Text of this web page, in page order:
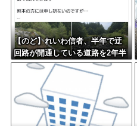
【のど】れいわ信者、半年で迂
回路が開通している道路を2年半
放置されていると印象操作して